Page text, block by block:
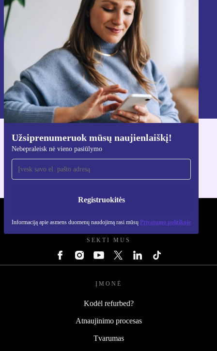
Užsiprenumeruok mūsų naujienlaiškį!
Nebepraleisk nė vieno pasiūlymo
Registruokitės
Informaciją apie asmens duomenų naudojimą rasi mūsų Privatumo politikoje
Nebepraleisk nė vieno pasiūlymo.
Registruokitės
Informaciją apie asmens duomenų naudojimą rasi mūsų
Privatumo politikoje.
Atsisiųsti refurbed programėlę
Skirta iOS ir Android
SEKTI MUS
ĮMONĖ
Kodėl refurbed?
Atnaujinimo procesas
Tvarumas